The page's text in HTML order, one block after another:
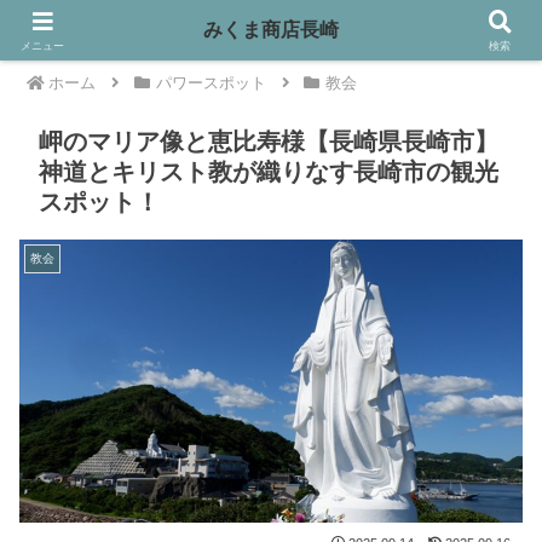
ホーム パワースポット 教会
岬のマリア像と恵比寿様【長崎県長崎市】
神道とキリスト教が織りなす長崎市の観光
スポット！
教会
メニュー
みくま商店長崎
検索